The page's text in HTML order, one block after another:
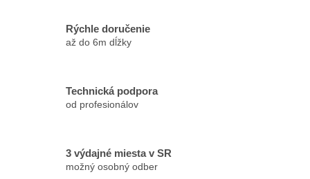
Rýchle doručenie
až do 6m dĺžky
Technická podpora
od profesionálov
3 výdajné miesta v SR
možný osobný odber